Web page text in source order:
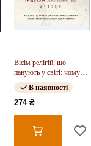
Вісім релігій, що
панують у світі: чому
їхні відмінності мають
значенняВ наявності
274 ₴